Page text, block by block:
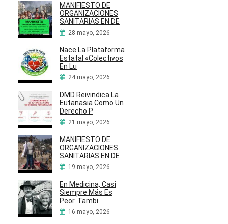
MANIFIESTO DE
ORGANIZACIONES
SANITARIAS EN DE
28 mayo, 2026
Nace La Plataforma
Estatal «Colectivos
En Lu
24 mayo, 2026
DMD Reivindica La
Eutanasia Como Un
Derecho P
21 mayo, 2026
MANIFIESTO DE
ORGANIZACIONES
SANITARIAS EN DE
19 mayo, 2026
En Medicina, Casi
Siempre Más Es
Peor. Tambi
16 mayo, 2026